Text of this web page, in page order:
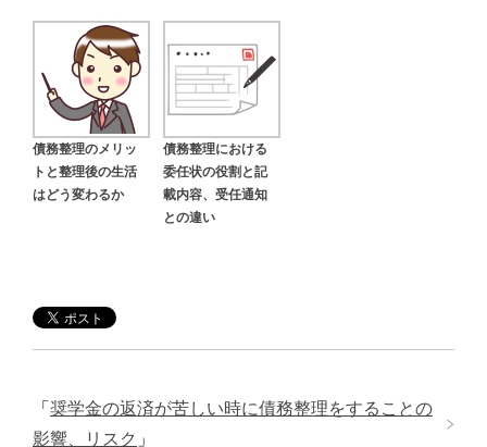
債務整理のメリッ
トと整理後の生活
はどう変わるか
債務整理における
委任状の役割と記
載内容、受任通知
との違い
「 奨学金の返済が苦しい時に債務整理をすることの
影響、リスク 」